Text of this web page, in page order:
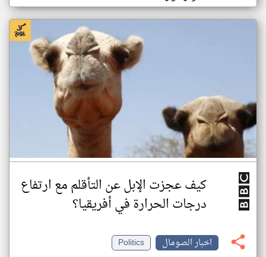
كيف عجزت الإبل عن التأقلم مع ارتفاع
درجات الحرارة في أفريقيا؟
اخبار الصومال
Politics